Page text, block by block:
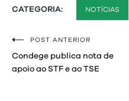
CATEGORIA: NOTÍCIAS
Navegação
de
POST ANTERIOR
Condege publica nota de
apoio ao STF e ao TSE